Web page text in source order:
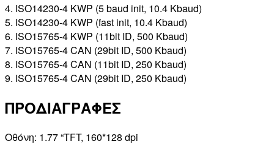
4. ISO14230-4 KWP (5 baud init, 10.4 Kbaud)
5. ISO14230-4 KWP (fast init, 10.4 Kbaud)
6. ISO15765-4 KWP (11bit ID, 500 Kbaud)
7. ISO15765-4 CAN (29bit ID, 500 Kbaud)
8. ISO15765-4 CAN (11bit ID, 250 Kbaud)
9. ISO15765-4 CAN (29bit ID, 250 Kbaud)
ΠΡΟΔΙΑΓΡΑΦΕΣ
Οθόνη: 1.77 “TFT, 160*128 dpi